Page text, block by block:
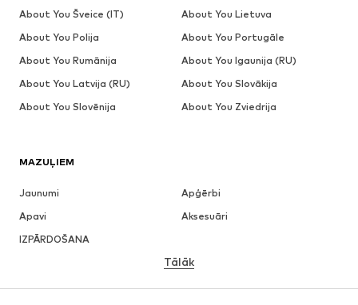
MAZUĻIEM
Jaunumi
Apģērbi
Apavi
Aksesuāri
IZPĀRDOŠANA
Tālāk
About You Šveice (IT)
About You Lietuva
About You Polija
About You Portugāle
About You Rumānija
About You Igaunija (RU)
About You Latvija (RU)
About You Slovākija
About You Slovēnija
About You Zviedrija